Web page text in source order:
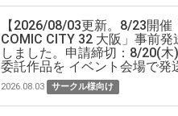
【2026/08/03更新。8/23開催
COMIC CITY 32 大阪」事前
しました。申請締切：8/20(
委託作品を イベント会場で発
2026.08.03 サークル様向け